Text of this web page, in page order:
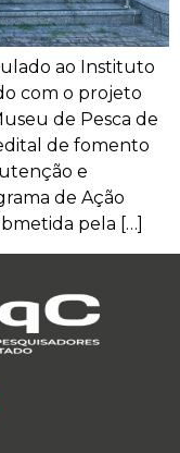
ao Instituto
com o projeto
de Pesca de
de fomento
e
de Ação
pela […]